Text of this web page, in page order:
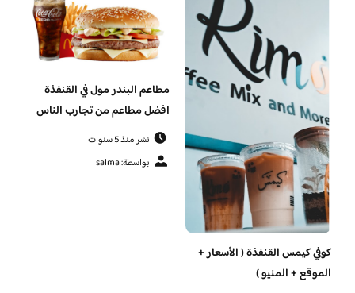
كوفي كيمس القنفذة ( الأسعار +
الموقع + المنيو )
مطاعم البندر مول في القنفذة
افضل مطاعم من تجارب الناس
نشر منذ 5 سنوات
بواسطة: salma